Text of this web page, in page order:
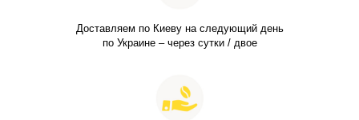
Доставляем по Киеву на следующий день
по Украине – через сутки / двое